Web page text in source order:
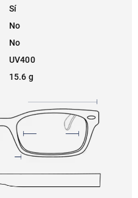
Sí
No
No
UV400
15.6 g